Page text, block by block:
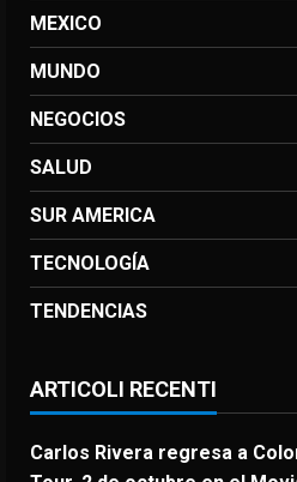
MEXICO
MUNDO
NEGOCIOS
SALUD
SUR AMERICA
TECNOLOGÍA
TENDENCIAS
ARTICOLI RECENTI
Carlos Rivera regresa a